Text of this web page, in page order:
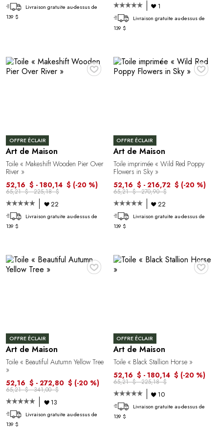
Livraison gratuite au-dessus de
139 $
1
Livraison gratuite au-dessus de
139 $
♥
OFFRE ÉCLAIR
Art de Maison
Toile « Makeshift Wooden Pier Over
River »
52,16 $ - 180,14 $ (-20 %)
65,21 $ - 225,18 $
22
Livraison gratuite au-dessus de
139 $
♥
OFFRE ÉCLAIR
Art de Maison
Toile imprimée « Wild Red Poppy
Flowers in Sky »
52,16 $ - 216,72 $ (-20 %)
65,21 $ - 270,90 $
22
Livraison gratuite au-dessus de
139 $
♥
OFFRE ÉCLAIR
Art de Maison
Toile « Beautiful Autumn Yellow Tree
»
52,16 $ - 272,80 $ (-20 %)
65,21 $ - 341,00 $
13
Livraison gratuite au-dessus de
139 $
♥
OFFRE ÉCLAIR
Art de Maison
Toile « Black Stallion Horse »
52,16 $ - 180,14 $ (-20 %)
65,21 $ - 225,18 $
10
Livraison gratuite au-dessus de
139 $